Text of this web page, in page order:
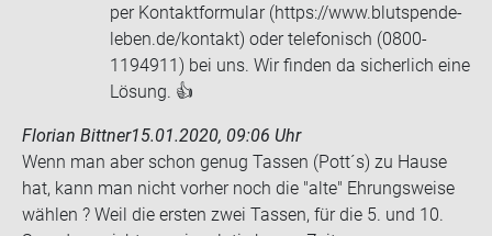
per Kontaktformular (https://www.blutspende-
leben.de/kontakt) oder telefonisch (0800-
1194911) bei uns. Wir finden da sicherlich eine
Lösung. 👍
Florian Bittner15.01.2020, 09:06 Uhr
Wenn man aber schon genug Tas­sen (Pott´s) zu Hause
hat, kann man nicht vor­her noch die "alte" Eh­rungs­wei­se
wäh­len ? Weil die ers­ten zwei Tas­sen, für die 5. und 10.